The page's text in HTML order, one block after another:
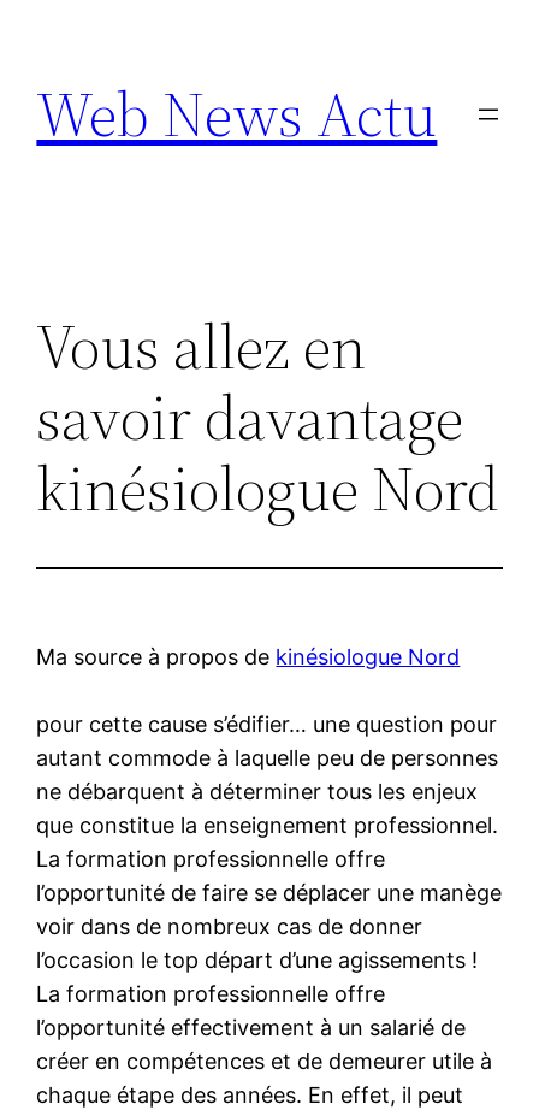
contenu
Web News Actu
Vous allez en
savoir davantage
kinésiologue Nord
Ma source à propos de kinésiologue Nord
pour cette cause s’édifier… une question pour
autant commode à laquelle peu de personnes
ne débarquent à déterminer tous les enjeux
que constitue la enseignement professionnel.
La formation professionnelle offre
l’opportunité de faire se déplacer une manège
voir dans de nombreux cas de donner
l’occasion le top départ d’une agissements !
La formation professionnelle offre
l’opportunité effectivement à un salarié de
créer en compétences et de demeurer utile à
chaque étape des années. En effet, il peut